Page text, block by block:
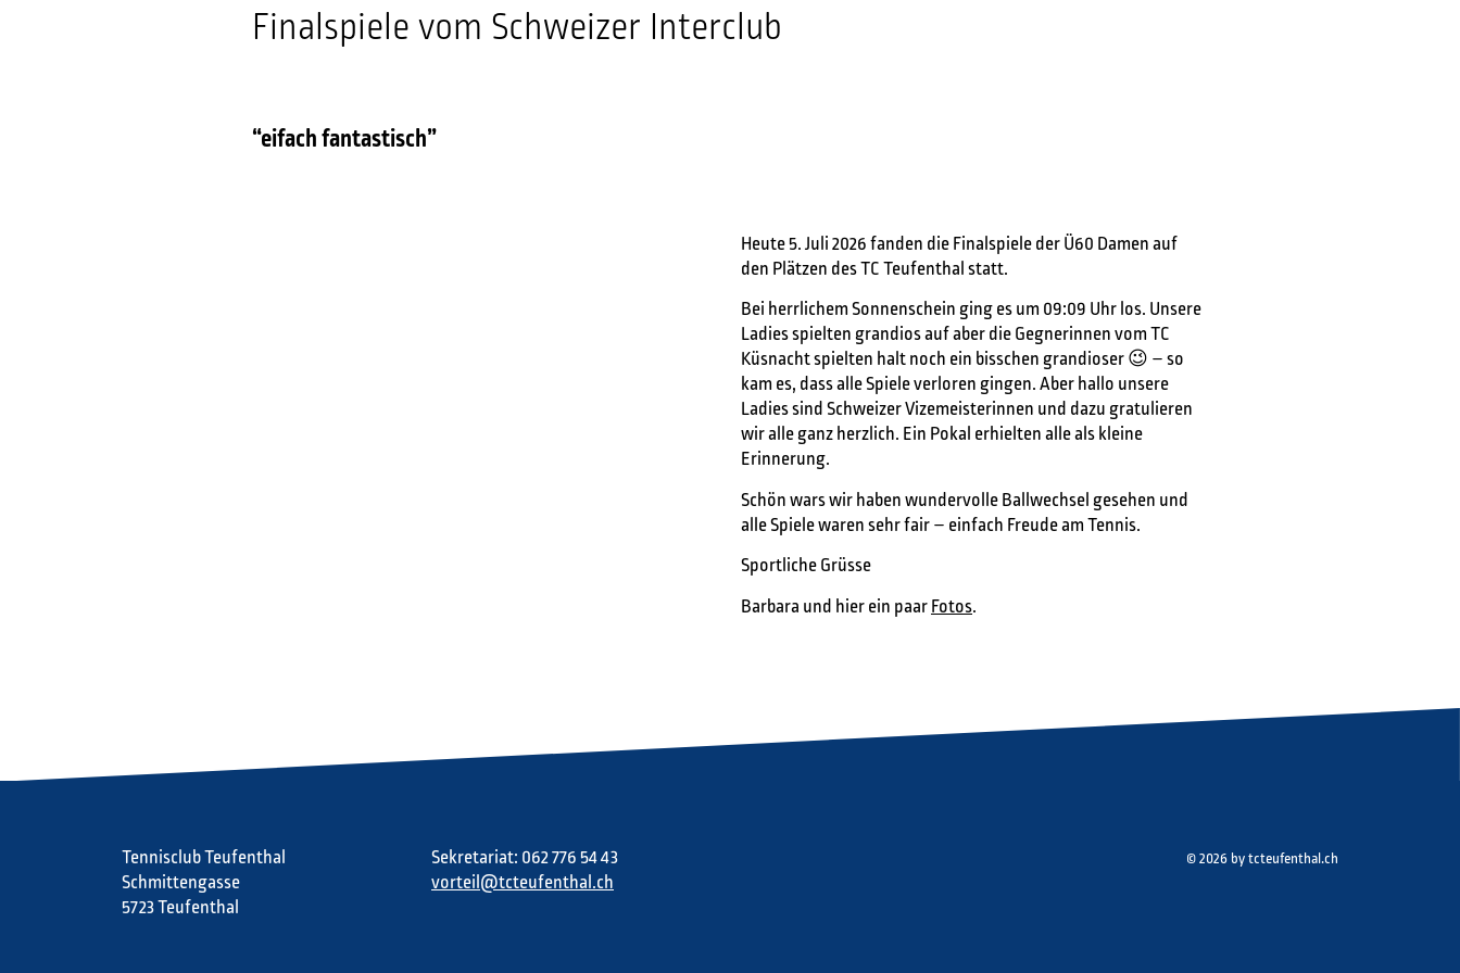
Finalspiele vom Schweizer Interclub
“eifach fantastisch”
Heute 5. Juli 2026 fanden die Finalspiele der Ü60 Damen auf
den Plätzen des TC Teufenthal statt.
Bei herrlichem Sonnenschein ging es um 09:09 Uhr los. Unsere
Ladies spielten grandios auf aber die Gegnerinnen vom TC
Küsnacht spielten halt noch ein bisschen grandioser 😉 – so
kam es, dass alle Spiele verloren gingen. Aber hallo unsere
Ladies sind Schweizer Vizemeisterinnen und dazu gratulieren
wir alle ganz herzlich. Ein Pokal erhielten alle als kleine
Erinnerung.
Schön wars wir haben wundervolle Ballwechsel gesehen und
alle Spiele waren sehr fair – einfach Freude am Tennis.
Sportliche Grüsse
Barbara und hier ein paar Fotos.
Tennisclub Teufenthal
Schmittengasse
5723 Teufenthal
Sekretariat: 062 776 54 43
vorteil@tcteufenthal.ch
© 2026 by tcteufenthal.ch